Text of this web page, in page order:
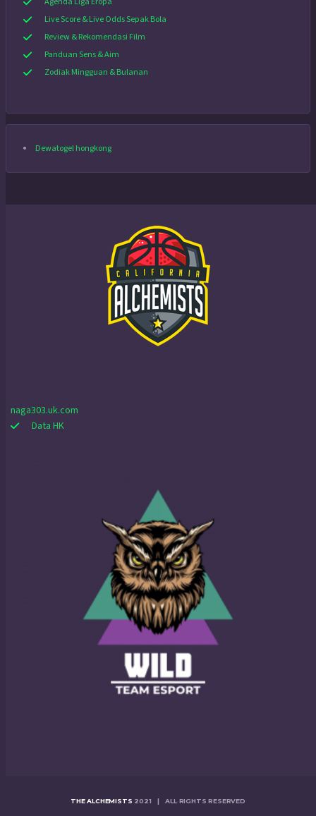
Live Score & Live Odds Sepak Bola
Review & Rekomendasi Film
Panduan Sens & Aim
Zodiak Mingguan & Bulanan
Dewatogel hongkong
naga303.uk.com
Data HK
THE ALCHEMISTS 2021 | ALL RIGHTS RESERVED